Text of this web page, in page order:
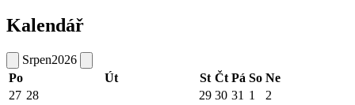
Kalendář
Srpen2026
Po
Út St Čt Pá So Ne
27 28 29 30 31 1
2